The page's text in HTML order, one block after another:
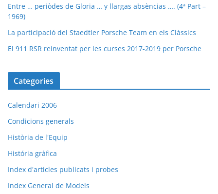
Entre … periòdes de Gloria … y llargas absèncias …. (4ª Part –
1969)
La participació del Staedtler Porsche Team en els Clàssics
El 911 RSR reinventat per les curses 2017-2019 per Porsche
Categories
Calendari 2006
Condicions generals
Història de l'Equip
História gràfica
Index d'articles publicats i probes
Index General de Models